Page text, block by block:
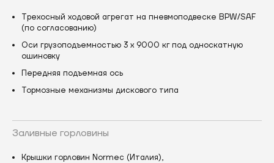
Трехосный ходовой агрегат на пневмоподвеске BPW/SAF
(по согласованию)
Оси грузоподъемностью 3 х 9000 кг под односкатную
ошиновку
Передняя подъемная ось
Тормозные механизмы дискового типа
Заливные горловины
Крышки горловин Normec (Италия),